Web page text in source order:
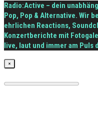
Radio:Active – dein
Pop, Pop & Alternative. Wir
ehrlichen Reactions,
Konzertberichte mit
live, laut und immer am Puls
×